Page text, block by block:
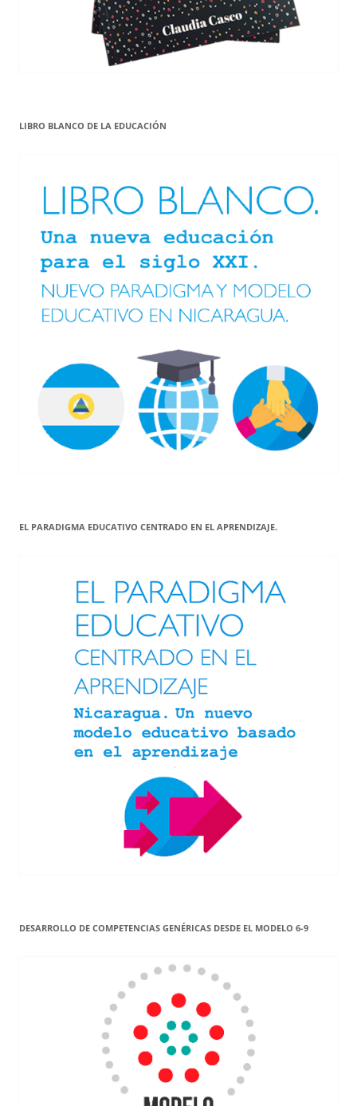
LIBRO BLANCO DE LA EDUCACIÓN
EL PARADIGMA EDUCATIVO CENTRADO EN EL APRENDIZAJE.
DESARROLLO DE COMPETENCIAS GENÉRICAS DESDE EL MODELO 6-9